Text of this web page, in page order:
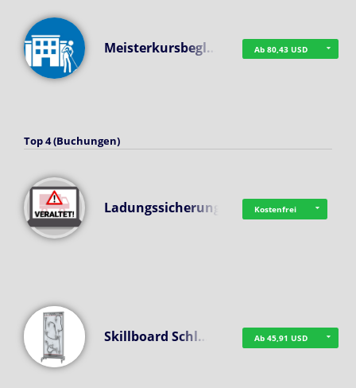
Meisterkursbegl… Ab 80,43 USD
Top 4 (Buchungen)
Ladungssicherung Kostenfrei
Skillboard Schl… Ab 45,91 USD